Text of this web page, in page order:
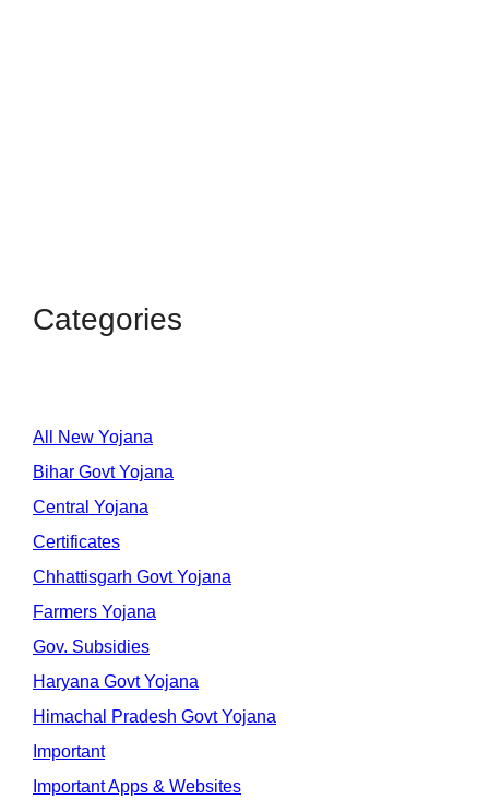
Categories
All New Yojana
Bihar Govt Yojana
Central Yojana
Certificates
Chhattisgarh Govt Yojana
Farmers Yojana
Gov. Subsidies
Haryana Govt Yojana
Himachal Pradesh Govt Yojana
Important
Important Apps & Websites